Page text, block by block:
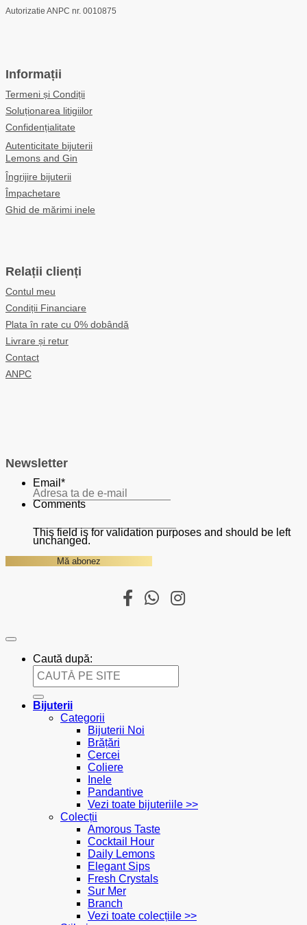
Autorizatie ANPC nr. 0010875
Informații
Termeni și Condiții
Soluționarea litigiilor
Confidențialitate
Autenticitate bijuterii
Lemons and Gin
Îngrijire bijuterii
Împachetare
Ghid de mărimi inele
Relații clienți
Contul meu
Condiții Financiare
Plata în rate cu 0% dobândă
Livrare și retur
Contact
ANPC
Newsletter
Email *
Comments
This field is for validation purposes and should be left
unchanged.
Caută după:
Bijuterii
Categorii
Bijuterii Noi
Brățări
Cercei
Coliere
Inele
Pandantive
Vezi toate bijuteriile >>
Colecții
Amorous Taste
Cocktail Hour
Daily Lemons
Elegant Sips
Fresh Crystals
Sur Mer
Branch
Vezi toate colecțiile >>